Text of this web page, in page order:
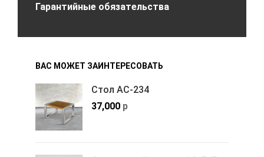
Гарантийные обязательства
ВАС МОЖЕТ ЗАИНТЕРЕСОВАТЬ
Стол АС-234
37,000 р